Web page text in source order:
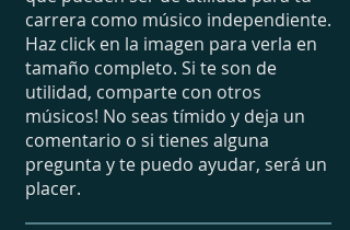
carrera como músico independiente.
Haz click en la imagen para verla en
tamaño completo. Si te son de
utilidad, comparte con otros
músicos! No seas tímido y deja un
comentario o si tienes alguna
pregunta y te puedo ayudar, será un
placer.